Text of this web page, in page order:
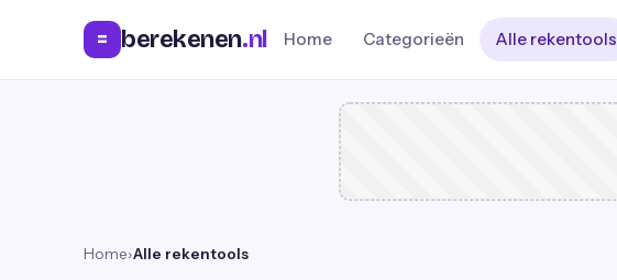
= berekenen.nl Home Categorieën Alle rekentools
Home›Alle rekentools